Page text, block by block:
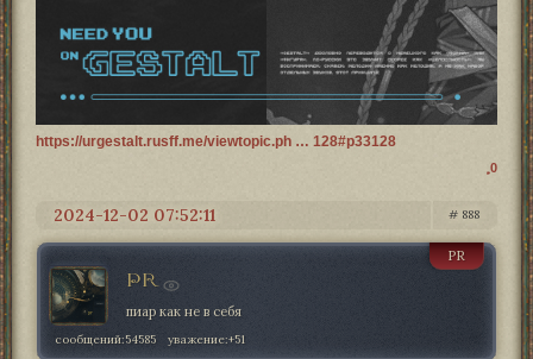
https://urgestalt.rusff.me/viewtopic.ph … 128#p33128
0
888
2024-12-02 07:52:11
PR
PR
пиар как не в себя
сообщений:54585 уважение:+51